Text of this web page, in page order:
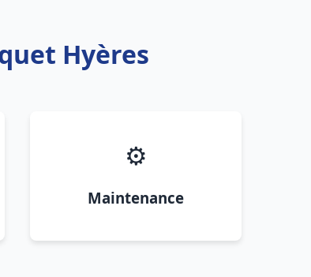
Hyères
⚙️
Maintenance